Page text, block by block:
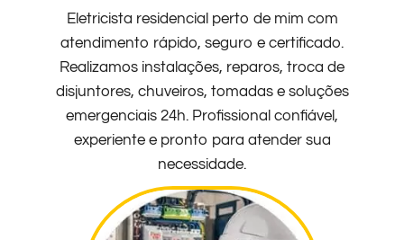
Eletricista residencial perto de mim com
atendimento rápido, seguro e certificado.
Realizamos instalações, reparos, troca de
disjuntores, chuveiros, tomadas e soluções
emergenciais 24h. Profissional confiável,
experiente e pronto para atender sua
necessidade.